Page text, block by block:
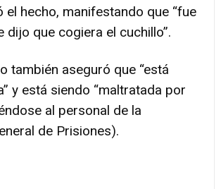
el hecho, manifestando que “fue
dijo que cogiera el cuchillo”.
también aseguró que “está
y está siendo “maltratada por
al personal de la
de Prisiones).